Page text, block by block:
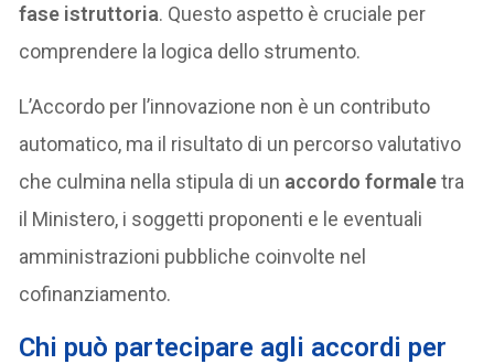
fase istruttoria. Questo aspetto è cruciale per
comprendere la logica dello strumento.
L’Accordo per l’innovazione non è un contributo
automatico, ma il risultato di un percorso valutativo
che culmina nella stipula di un accordo formaletra
il Ministero, i soggetti proponenti e le eventuali
amministrazioni pubbliche coinvolte nel
cofinanziamento.
Chi può partecipare agli accordi per